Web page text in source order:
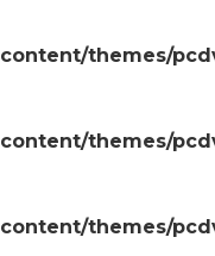
themes/
themes/
themes/